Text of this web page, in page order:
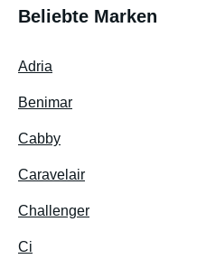
Beliebte Marken
Adria
Benimar
Cabby
Caravelair
Challenger
Ci